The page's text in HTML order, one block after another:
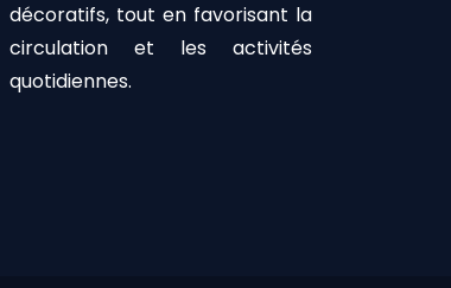
décoratifs, tout en favorisant la
circulation et les activités
quotidiennes.